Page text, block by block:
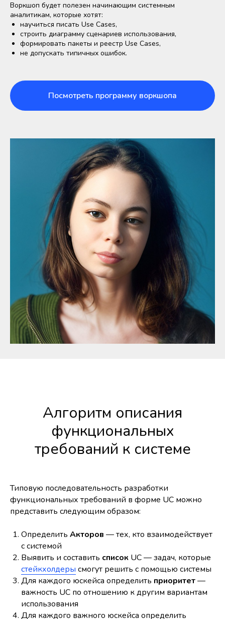
Воркшоп будет полезен начинающим системным
аналитикам, которые хотят:
научиться писать Use Cases,
строить диаграмму сценариев использования,
формировать пакеты и реестр Use Cases,
не допускать типичных ошибок.
Посмотреть программу воркшопа
Алгоритм описания
функциональных
требований к системе
Типовую последовательность разработки
функциональных требований в форме UC можно
представить следующим образом:
Определить Акторов — тех, кто взаимодействует
с системой
Выявить и составить список UC — задач, которые
стейкхолдеры смогут решить с помощью системы
Для каждого юскейса определить приоритет—
важность UC по отношению к другим вариантам
использования
Для каждого важного юскейса определить